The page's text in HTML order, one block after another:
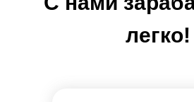
легко!